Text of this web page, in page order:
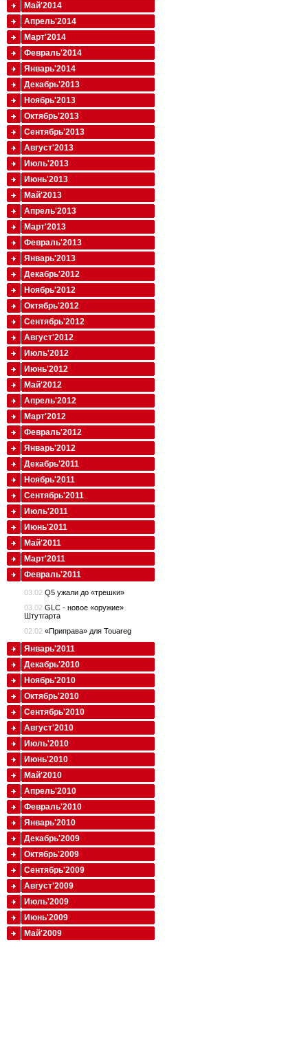
Май'2014
Апрель'2014
Март'2014
Февраль'2014
Январь'2014
Декабрь'2013
Ноябрь'2013
Октябрь'2013
Сентябрь'2013
Август'2013
Июль'2013
Июнь'2013
Май'2013
Апрель'2013
Март'2013
Февраль'2013
Январь'2013
Декабрь'2012
Ноябрь'2012
Октябрь'2012
Сентябрь'2012
Август'2012
Июль'2012
Июнь'2012
Май'2012
Апрель'2012
Март'2012
Февраль'2012
Январь'2012
Декабрь'2011
Ноябрь'2011
Сентябрь'2011
Июль'2011
Июнь'2011
Май'2011
Март'2011
Февраль'2011
03.02 Q5 ужали до «трешки»
03.02 GLC - новое «оружие»
Штутгарта
02.02 «Приправа» для Touareg
Январь'2011
Декабрь'2010
Ноябрь'2010
Октябрь'2010
Сентябрь'2010
Август'2010
Июль'2010
Июнь'2010
Май'2010
Апрель'2010
Февраль'2010
Январь'2010
Декабрь'2009
Октябрь'2009
Сентябрь'2009
Август'2009
Июль'2009
Июнь'2009
Май'2009